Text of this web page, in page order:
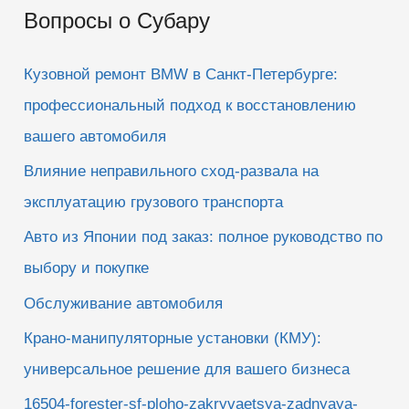
с
Вопросы о Субару
Кузовной ремонт BMW в Санкт-Петербурге:
профессиональный подход к восстановлению
вашего автомобиля
Влияние неправильного сход-развала на
эксплуатацию грузового транспорта
Авто из Японии под заказ: полное руководство по
выбору и покупке
Обслуживание автомобиля
Крано-манипуляторные установки (КМУ):
универсальное решение для вашего бизнеса
16504-forester-sf-ploho-zakryvaetsya-zadnyaya-